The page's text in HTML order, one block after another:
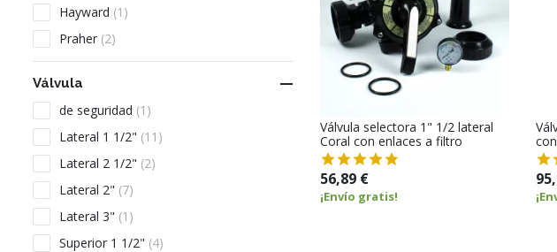
Hayward (1)
Praher (2)
Válvula 
de seguridad (1)
Lateral 1 1/2" (11)
Lateral 2 1/2" (2)
Lateral 2" (7)
Lateral 3" (1)
Superior 1 1/2" (4)
Válvula selectora 1" 1/2 lateral
Coral con enlaces a filtro
56,89 €
¡Envío gratis!